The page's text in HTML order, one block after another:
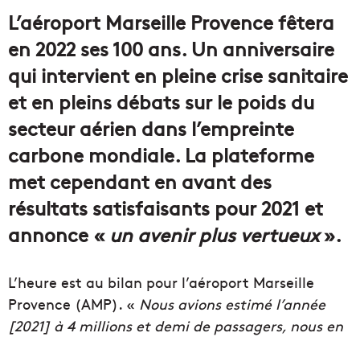
L’aéroport Marseille Provence fêtera
en 2022 ses 100 ans. Un anniversaire
qui intervient en pleine crise sanitaire
et en pleins débats sur le poids du
secteur aérien dans l’empreinte
carbone mondiale. La plateforme
met cependant en avant des
résultats satisfaisants pour 2021 et
annonce « un avenir plus vertueux».
L’heure est au bilan pour l’aéroport Marseille
Provence (AMP). « Nous avions estimé l’année
[2021] à 4 millions et demi de passagers, nous en